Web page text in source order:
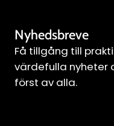
Nyhedsbreve
Få tillgång till
värdefulla nyheter
först av alla.